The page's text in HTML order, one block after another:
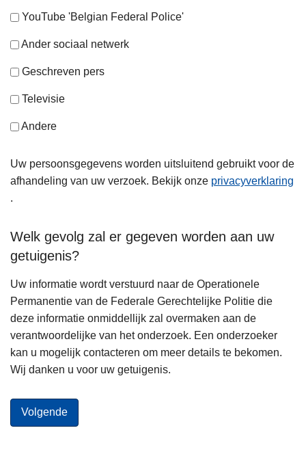
YouTube 'Belgian Federal Police'
Ander sociaal netwerk
Geschreven pers
Televisie
Andere
Uw persoonsgegevens worden uitsluitend gebruikt voor de
afhandeling van uw verzoek. Bekijk onze privacyverklaring
.
Welk gevolg zal er gegeven worden aan uw
getuigenis?
Uw informatie wordt verstuurd naar de Operationele
Permanentie van de Federale Gerechtelijke Politie die
deze informatie onmiddellijk zal overmaken aan de
verantwoordelijke van het onderzoek. Een onderzoeker
kan u mogelijk contacteren om meer details te bekomen.
Wij danken u voor uw getuigenis.